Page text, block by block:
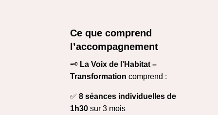
Ce que comprend
l’accompagnement
🗝️ La Voix de l’Habitat –
Transformation comprend :
✅ 8 séances individuelles de
1h30sur 3 mois